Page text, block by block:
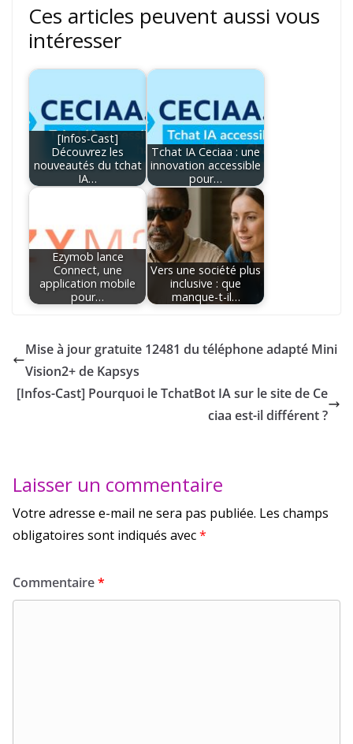
Ces articles peuvent aussi vous
intéresser
[Infos-Cast]
Découvrez les
nouveautés du tchat
IA…
Tchat IA Ceciaa : une
innovation accessible
pour…
Ezymob lance
Connect, une
application mobile
pour…
Vers une société plus
inclusive : que
manque-t-il…
Mise à jour gratuite 12481 du téléphone adapté Mini
Vision2+ de Kapsys
[Infos-Cast] Pourquoi le TchatBot IA sur le site de Ce
ciaa est-il différent ?
Laisser un commentaire
Votre adresse e-mail ne sera pas publiée. Les champs
obligatoires sont indiqués avec*
Commentaire*